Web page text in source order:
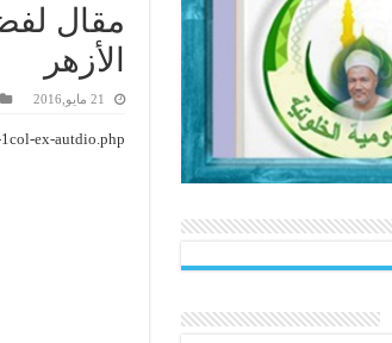
مقال
الأزهر
21 مايو,2016
ex-autdio.php